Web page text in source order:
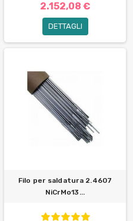
2.152,08 €
DETTAGLI
Filo per saldatura 2.4607
NiCrMo13...